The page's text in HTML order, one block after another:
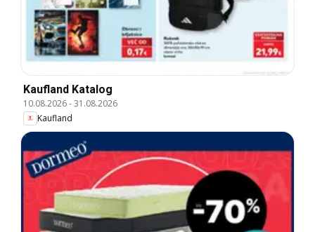
Kaufland Katalog
10.08.2026-31.08.2026
Kaufland